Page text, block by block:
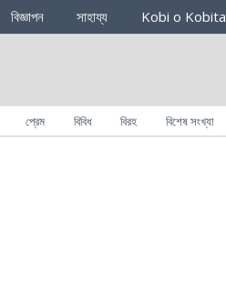
বিজ্ঞাপন সাহায্য Kobi o Kobita
প্রেম বিবিধ বিরহ বিশেষ সংখ্যা